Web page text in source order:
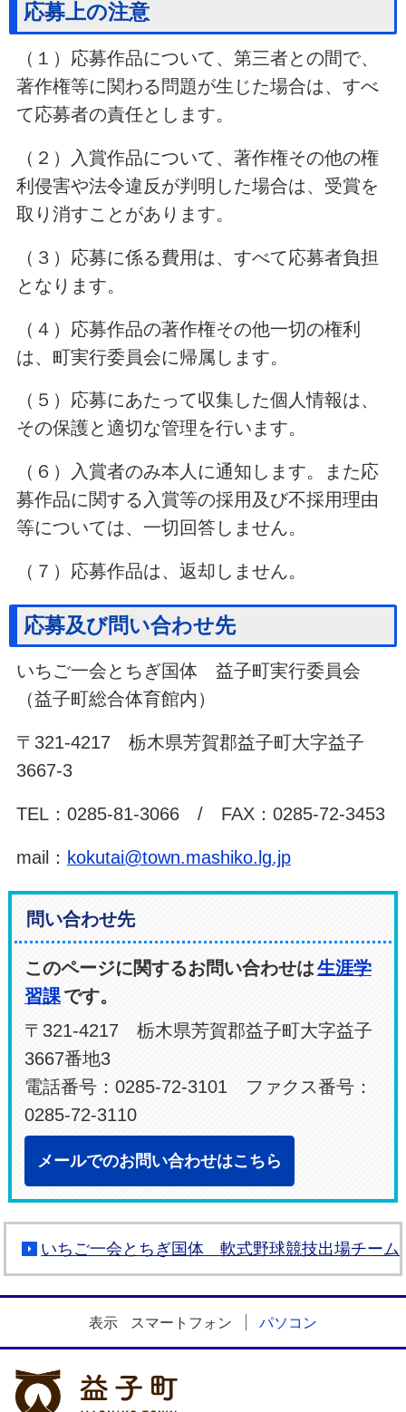
応募上の注意
（１）応募作品について、第三者との間で、
著作権等に関わる問題が生じた場合は、すべ
て応募者の責任とします。
（２）入賞作品について、著作権その他の権
利侵害や法令違反が判明した場合は、受賞を
取り消すことがあります。
（３）応募に係る費用は、すべて応募者負担
となります。
（４）応募作品の著作権その他一切の権利
は、町実行委員会に帰属します。
（５）応募にあたって収集した個人情報は、
その保護と適切な管理を行います。
（６）入賞者のみ本人に通知します。また応
募作品に関する入賞等の採用及び不採用理由
等については、一切回答しません。
（７）応募作品は、返却しません。
応募及び問い合わせ先
いちご一会とちぎ国体 益子町実行委員会
（益子町総合体育館内）
〒321-4217 栃木県芳賀郡益子町大字益子
3667-3
TEL：0285-81-3066 / FAX：0285-72-3453
mail： kokutai@town.mashiko.lg.jp
問い合わせ先
このページに関するお問い合わせは生涯学
習課です。
〒321-4217 栃木県芳賀郡益子町大字益子
3667番地3
電話番号：0285-72-3101 ファクス番号：
0285-72-3110
メールでのお問い合わせはこちら
いちご一会とちぎ国体 軟式野球競技出場チーム
表示 スマートフォン パソコン